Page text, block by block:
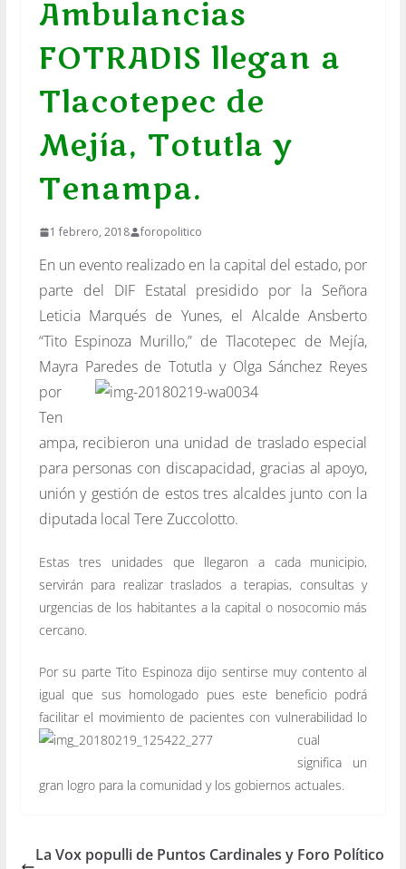
Ambulancias
FOTRADIS llegan a
Tlacotepec de
Mejía, Totutla y
Tenampa.
1 febrero, 2018 foropolitico
En un evento realizado en la capital del estado, por
parte del DIF Estatal presidido por la Señora
Leticia Marqués de Yunes, el Alcalde Ansberto
“Tito Espinoza Murillo,” de Tlacotepec de Mejía,
Mayra Paredes deTotutla y Olga Sánchez Reyes
por
Ten
ampa, recibieron una unidad de traslado especial
para personas con discapacidad, gracias al apoyo,
unión y gestión de estos tres alcaldes junto con la
diputada local Tere Zuccolotto.
Estas tres unidades que llegaron a cada municipio,
servirán para realizar traslados a terapias, consultas y
urgencias de los habitantes a la capital o nosocomio más
cercano.
Por su parte Tito Espinoza dijo sentirse muy contento al
igual que sus homologado pues este beneficio podrá
facilitar el movimiento de pacientes con vulnerabilidad lo
cual
significa un
gran logro para la comunidad y los gobiernos actuales.
La Vox populli de Puntos Cardinales y Foro Político